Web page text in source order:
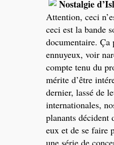
Nostalgie
Attention, ceci
ceci est la bande
documentaire. Ça
ennuyeux, voir
compte tenu du
mérite d’être
dernier, lassé de
internationales,
planants décident
eux et de se faire